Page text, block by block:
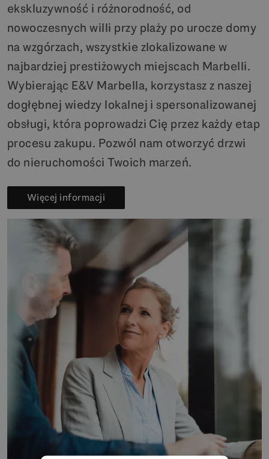
ekskluzywność i różnorodność, od
nowoczesnych willi przy plaży po urocze domy
na wzgórzach, wszystkie zlokalizowane w
najbardziej prestiżowych miejscach Marbelli.
Wybierając E&V Marbella, korzystasz z naszej
dogłębnej wiedzy lokalnej i spersonalizowanej
obsługi, która poprowadzi Cię przez każdy etap
procesu zakupu. Pozwól nam otworzyć drzwi
do nieruchomości Twoich marzeń.
Więcej informacji